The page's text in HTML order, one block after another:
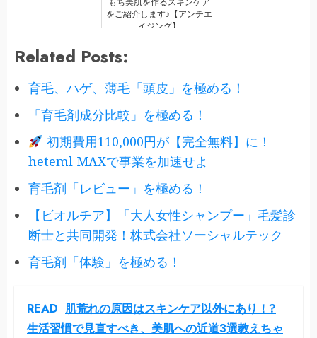
もち美肌を作るスキンケア
をご紹介します♪【アンチエ
イジング】
Related Posts:
育毛、ハゲ、薄毛「頭皮」を極める！
「育毛剤成分比較」を極める！
初期費用110,000円が【完全無料】に！
heteml MAXで事業を加速せよ
育毛剤「レビュー」を極める！
【ビオルチア】「大人女性シャンプー」毛髪診
断士と共同開発！株式会社ソーシャルテック
育毛剤「体験」を極める！
READ 肌荒れの原因はスキンケア以外にあり！?
生活習慣で見直すべき、美肌への近道3選教えちゃ